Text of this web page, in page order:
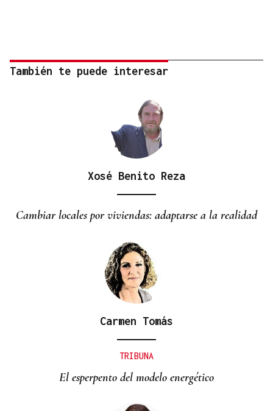
También te puede interesar
Xosé Benito Reza
Cambiar locales por viviendas: adaptarse a la realidad
Carmen Tomás
TRIBUNA
El esperpento del modelo energético